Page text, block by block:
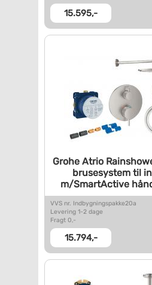
15.595,-
Grohe Atrio
brusesystem til
m/SmartActive
VVS nr. Indbygningspakke20a
Levering 1-2 dage
Fragt 0,-
15.794,-